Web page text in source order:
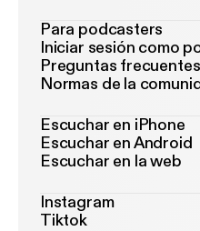
Para podcasters
Iniciar sesión como
Preguntas
Normas de la
Escuchar en iPhone
Escuchar en Android
Escuchar en la web
Instagram
Tiktok